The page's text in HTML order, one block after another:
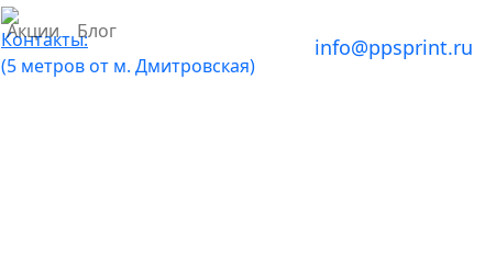
Акции Блог
Контакты:
(5 метров от м. Дмитровская)
info@ppsprint.ru